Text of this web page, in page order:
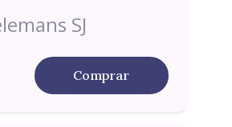
SJ
Comprar